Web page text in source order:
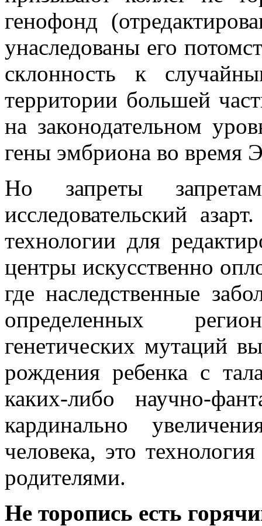
генофонд
унаследованы его
склонность к
территории большей
на законодательном
гены эмбриона во время
Но запреты
исследовательский
технологии для
центры искусственно
где наследственные
определенных
генетических мутаций
рождения ребенка с
каких-либо научно-
кардинально
человека, это
родителями.
Не торопись есть